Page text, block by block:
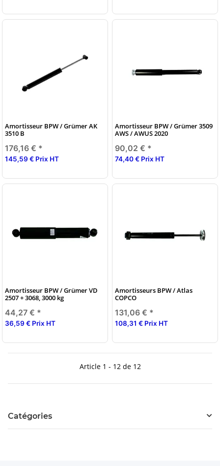
Amortisseur BPW / Grümer AK
3510 B
176,16 € *
145,59 € Prix HT
Amortisseur BPW / Grümer 3509
AWS / AWUS 2020
90,02 € *
74,40 € Prix HT
Amortisseur BPW / Grümer VD
2507 + 3068, 3000 kg
44,27 € *
36,59 € Prix HT
Amortisseurs BPW / Atlas
COPCO
131,06 € *
108,31 € Prix HT
Article 1 - 12 de 12
Catégories